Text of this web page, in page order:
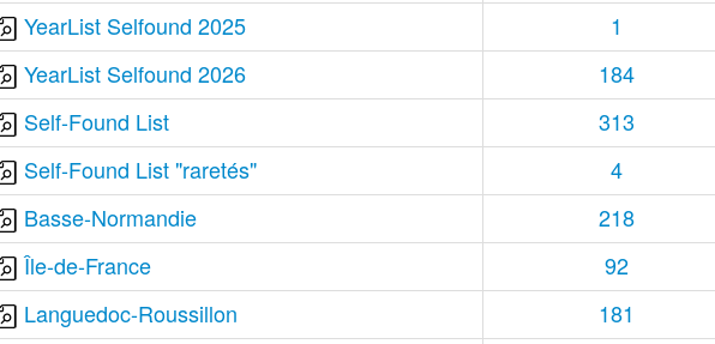
YearList Selfound 2025
1
YearList Selfound 2026
184
Self-Found List
313
Self-Found List "raretés"
4
Basse-Normandie
218
Île-de-France
92
Languedoc-Roussillon
181